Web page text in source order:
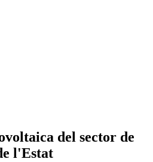
del sector de
l'Estat